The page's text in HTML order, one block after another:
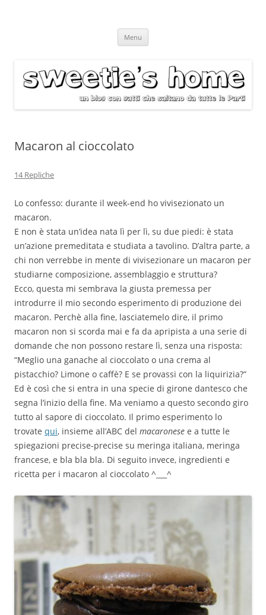
Menu
Macaron al cioccolato
14 Repliche
Lo confesso: durante il week-end ho vivisezionato un
macaron.
E non è stata un’idea nata lì per lì, su due piedi: è stata
un’azione premeditata e studiata a tavolino. D’altra parte, a
chi non verrebbe in mente di vivisezionare un macaron per
studiarne composizione, assemblaggio e struttura?
Ecco, questa mi sembrava la giusta premessa per
introdurre il mio secondo esperimento di produzione dei
macaron. Perchè alla fine, lasciatemelo dire, il primo
macaron non si scorda mai e fa da apripista a una serie di
domande che non possono restare lì, senza una risposta:
“Meglio una ganache al cioccolato o una crema al
pistacchio? Limone o caffè? E se provassi con la liquirizia?”
Ed è così che si entra in una specie di girone dantesco che
segna l’inizio della fine. Ma veniamo a questo secondo giro
tutto al sapore di cioccolato. Il primo esperimento lo
trovate qui, insieme all’ABC del macaronese e a tutte le
spiegazioni precise-precise su meringa italiana, meringa
francese, e bla bla bla. Di seguito invece, ingredienti e
ricetta per i macaron al cioccolato ^___^